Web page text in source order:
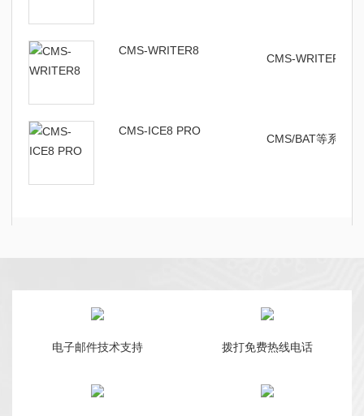
CMS-WRITER8
CMS-WRITER8
CMS-ICE8 PRO
CMS/BAT等系列
电子邮件技术支持 拨打免费热线电话